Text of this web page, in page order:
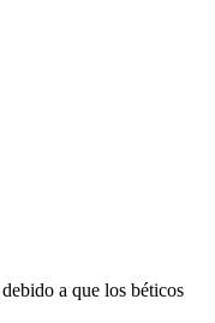
a que los béticos